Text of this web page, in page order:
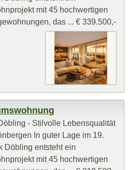
mit 45 hochwertigen
das ... € 339.500,-
- Stilvolle Lebensqualität
In guter Lage im 19.
Döbling entsteht ein
mit 45 hochwertigen